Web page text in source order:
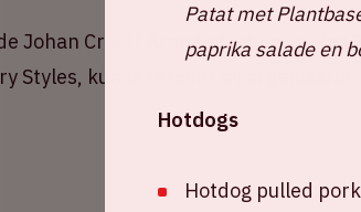
Johan Cruijff ArenA start op vrijdag
Styles, kun je terecht bij organisator
Patat met
paprika salade en
Hotdogs
Hotdog pulled pork